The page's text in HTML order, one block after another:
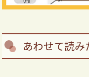
あわせて読み